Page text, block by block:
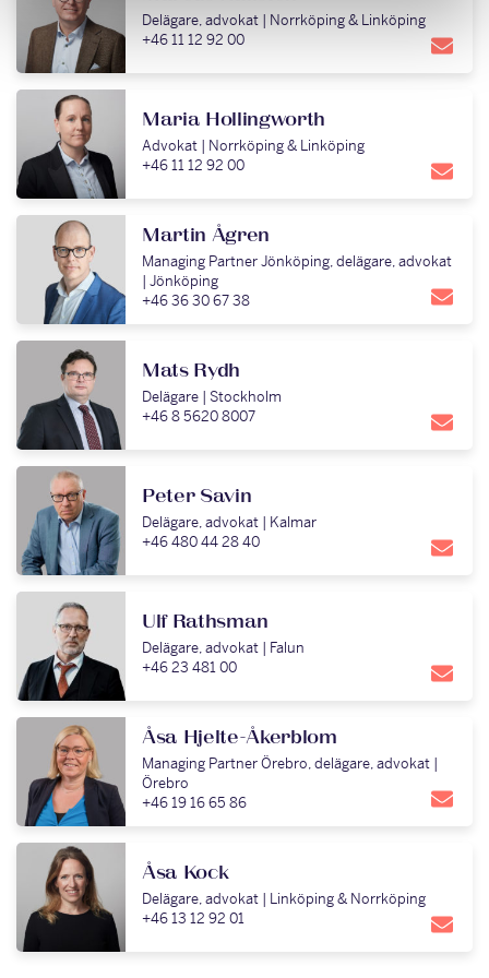
Delägare, advokat | Norrköping & Linköping
+46 11 12 92 00
Maria Hollingworth
Advokat | Norrköping & Linköping
+46 11 12 92 00
Martin Ågren
Managing Partner Jönköping, delägare, advokat
| Jönköping
+46 36 30 67 38
Mats Rydh
Delägare | Stockholm
+46 8 5620 8007
Peter Savin
Delägare, advokat | Kalmar
+46 480 44 28 40
Ulf Rathsman
Delägare, advokat | Falun
+46 23 481 00
Åsa Hjelte-Åkerblom
Managing Partner Örebro, delägare, advokat |
Örebro
+46 19 16 65 86
Åsa Kock
Delägare, advokat | Linköping & Norrköping
+46 13 12 92 01